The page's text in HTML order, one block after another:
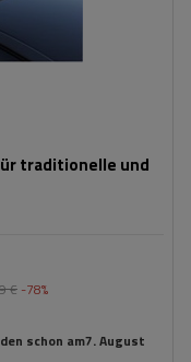
traditionelle und
€ -78%
schon am7. August